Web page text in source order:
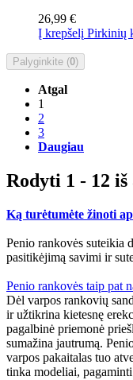
26,99 €
Į krepšelį Pirkinių
Palyginkite (0)
Atgal
1
2
3
Daugiau
Rodyti 1 - 12 iš
Ką turėtumėte žinoti
Penio rankovės suteikia
pasitikėjimą savimi ir
Penio rankovės taip pat
Dėl varpos rankovių
ir užtikrina kietesnę
pagalbinė priemonė
sumažina jautrumą.
varpos pakaitalas tuo
tinka modeliai,